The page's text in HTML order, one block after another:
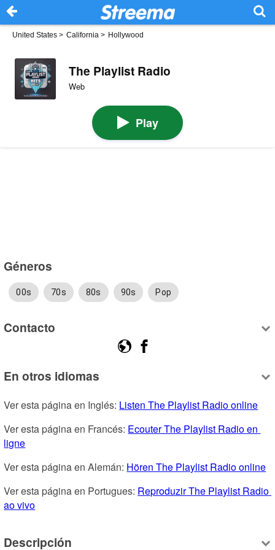
United States > California > Hollywood
The Playlist Radio
Web
Play
Géneros
00s 70s 80s 90s Pop
Contacto
En otros idiomas
Ver esta página en Inglés: Listen The Playlist Radio online
Ver esta página en Francés: Ecouter The Playlist Radio en
ligne
Ver esta página en Alemán: Hören The Playlist Radio online
Ver esta página en Portugues: Reproduzir The Playlist Radio
ao vivo
Descripción